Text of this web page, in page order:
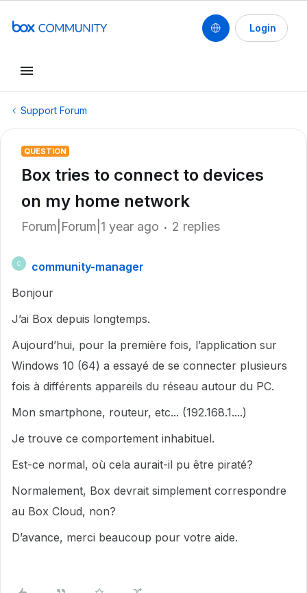
Login
Support Forum
QUESTION
Box tries to connect to devices
on my home network
Forum|Forum|1 year ago 2 replies
C
community-manager
Bonjour
J’ai Box depuis longtemps.
Aujourd’hui, pour la première fois, l’application sur
Windows 10 (64) a essayé de se connecter plusieurs
fois à différents appareils du réseau autour du PC.
Mon smartphone, routeur, etc... (192.168.1....)
Je trouve ce comportement inhabituel.
Est-ce normal, où cela aurait-il pu être piraté?
Normalement, Box devrait simplement correspondre
au Box Cloud, non?
D’avance, merci beaucoup pour votre aide.